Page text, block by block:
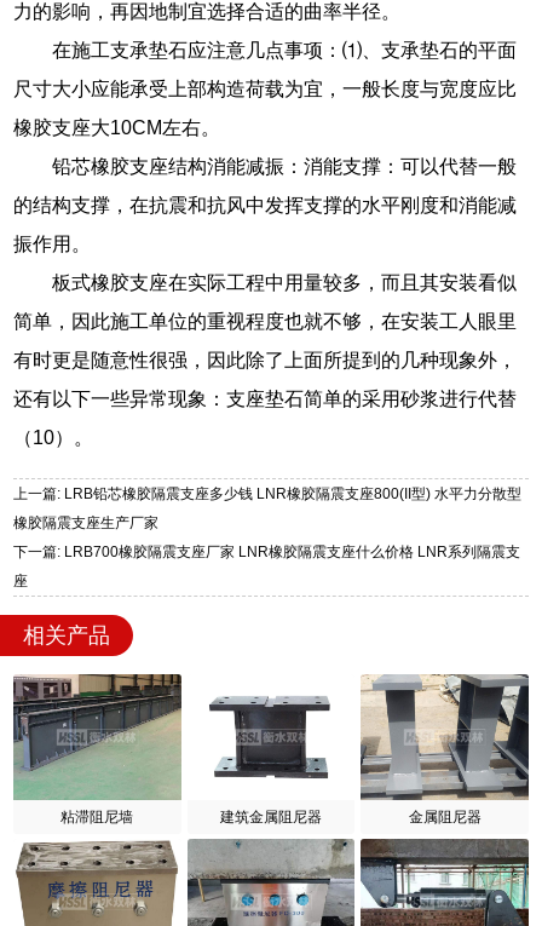
力的影响，再因地制宜选择合适的曲率半径。
在施工支承垫石应注意几点事项：⑴、支承垫石的平面
尺寸大小应能承受上部构造荷载为宜，一般长度与宽度应比
橡胶支座大10CM左右。
铅芯橡胶支座结构消能减振：消能支撑：可以代替一般
的结构支撑，在抗震和抗风中发挥支撑的水平刚度和消能减
振作用。
板式橡胶支座在实际工程中用量较多，而且其安装看似
简单，因此施工单位的重视程度也就不够，在安装工人眼里
有时更是随意性很强，因此除了上面所提到的几种现象外，
还有以下一些异常现象：支座垫石简单的采用砂浆进行代替
（10）。
上一篇: LRB铅芯橡胶隔震支座多少钱 LNR橡胶隔震支座800(II型) 水平力分散型
橡胶隔震支座生产厂家
下一篇: LRB700橡胶隔震支座厂家 LNR橡胶隔震支座什么价格 LNR系列隔震支
座
相关产品
粘滞阻尼墙 建筑金属阻尼器 金属阻尼器